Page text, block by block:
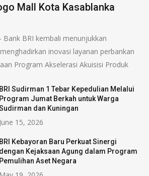
Mall Kota Kasablanka
Bank BRI kembali menunjukkan
inovasi layanan perbankan
Program Akselerasi Akuisisi Produk
BRI Sudirman 1 Tebar Kepedulian Melalui
Program Jumat Berkah untuk Warga
dan Kuningan
June 15, 2026
BRI Kebayoran Baru Perkuat Sinergi
dengan Kejaksaan Agung dalam Program
Pemulihan Aset Negara